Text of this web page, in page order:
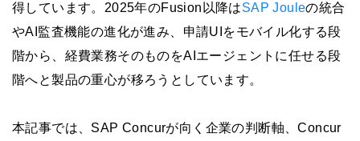
得しています。2025年のFusion以降はSAP Jouleの統合
やAI監査機能の進化が進み、申請UIをモバイル化する段
階から、経費業務そのものをAIエージェントに任せる段
階へと製品の重心が移ろうとしています。
本記事では、SAP Concurが向く企業の判断軸、Concur